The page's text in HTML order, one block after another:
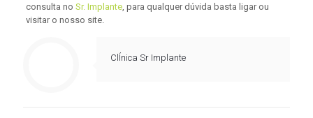
consulta no Sr. Implante, para qualquer dúvida basta ligar ou
visitar o nosso site.
ClÍnica Sr Implante